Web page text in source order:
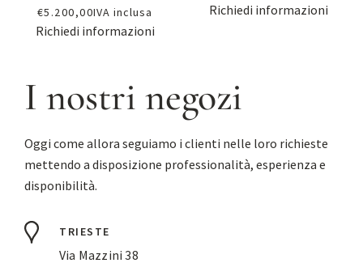
€5.200,00IVA inclusa
Richiedi informazioni
Richiedi informazioni
I nostri negozi
Oggi come allora seguiamo i clienti nelle loro richieste
mettendo a disposizione professionalità, esperienza e
disponibilità.
TRIESTE
Via Mazzini 38